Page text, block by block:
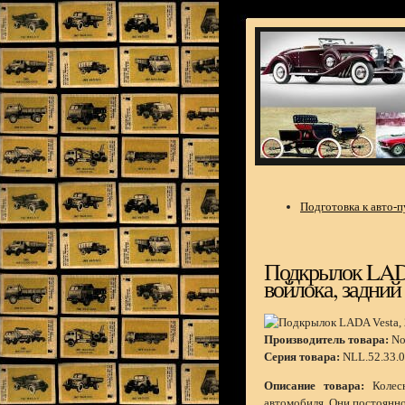
Подготовка к авто-
Подкрылок
войлока,
Производитель товара:
Серия товара:
Описание товара: